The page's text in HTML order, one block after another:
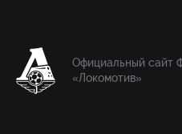
Официальный сайт
«Локомотив»